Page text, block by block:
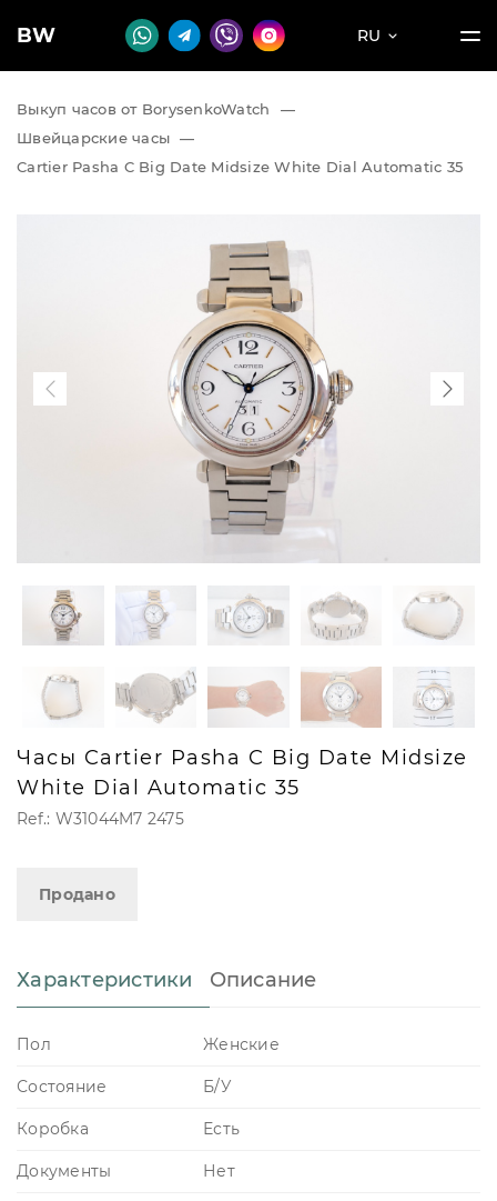
BW RU
Выкуп часов от BorysenkoWatch
—
Швейцарские часы —
Cartier Pasha C Big Date Midsize White Dial Automatic 35
Часы Cartier Pasha C Big Date Midsize
White Dial Automatic 35
Ref.: W31044M7 2475
Продано
Характеристики Описание
Пол Женские
Состояние Б/У
Коробка Есть
Документы Нет